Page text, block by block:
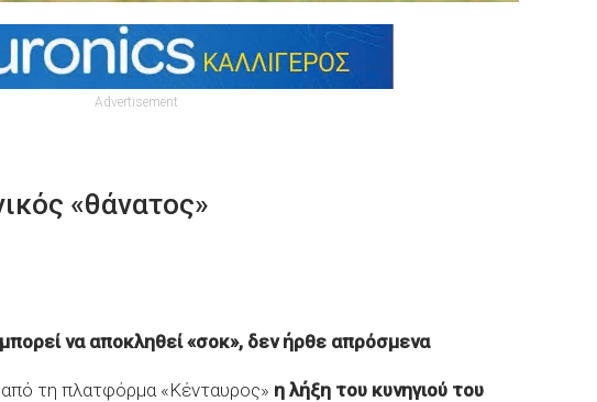
Advertisement
«θάνατος»
να αποκληθεί «σοκ», δεν ήρθε απρόσμενα
τη πλατφόρμα «Κένταυρος» η λήξη του κυνηγιού του